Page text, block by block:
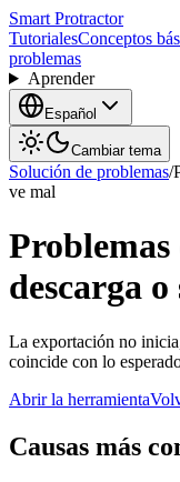
Smart Protractor
TutorialesConceptos
problemas
Aprender
Español
Cambiar tema
Solución de problemas/
ve mal
descarga o
La exportación no
coincide con lo
Abrir la herramienta
Causas más